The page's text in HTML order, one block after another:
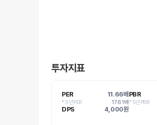
투자지표
PER 11.66배
* 5년PER 17.61배
PBR
* 5년PBR
DPS 4,000원